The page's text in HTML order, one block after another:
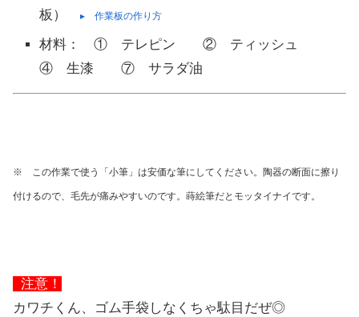
板）
▸ 作業板の作り方
材料： ① テレピン ② ティッシュ
④ 生漆 ⑦ サラダ油
※ この作業で使う「小筆」は安価な筆にしてください。陶器の断面に擦り
付けるので、毛先が痛みやすいのです。蒔絵筆だとモッタイナイです。
注意！
カワチくん、ゴム手袋しなくちゃ駄目だぜ◎